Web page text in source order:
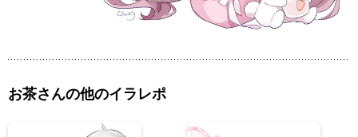
お茶さんの他のイラレポ